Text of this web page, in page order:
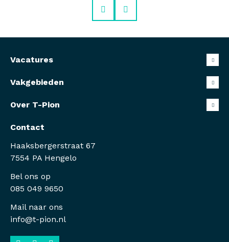
Prev
Vacatures
Vakgebieden
Over T-Pion
Contact
Haaksbergerstraat 67
7554 PA Hengelo
Bel ons op
085 049 9650
Mail naar ons
info@t-pion.nl